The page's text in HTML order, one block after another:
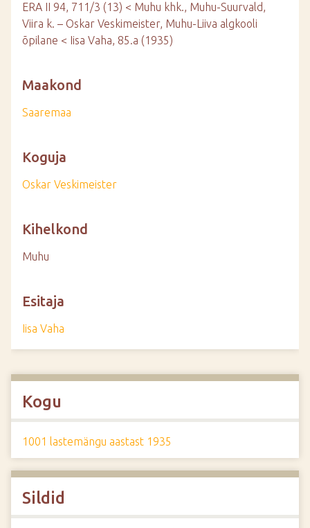
ERA II 94, 711/3 (13) < Muhu khk., Muhu-Suurvald,
Viira k. – Oskar Veskimeister, Muhu-Liiva algkooli
õpilane < Iisa Vaha, 85.a (1935)
Maakond
Saaremaa
Koguja
Oskar Veskimeister
Kihelkond
Muhu
Esitaja
Iisa Vaha
Kogu
1001 lastemängu aastast 1935
Sildid